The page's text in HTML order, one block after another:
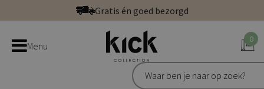
direct
naar
Gratis én goed bezorgd
Bestel bij de officiële Kick webshop
Uitstekend | 300+ reviews
Gratis én goed bezorgd
Menu
0